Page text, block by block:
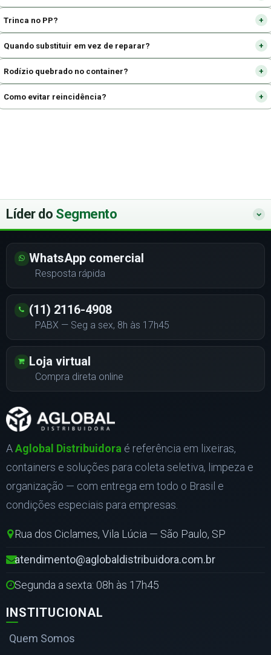
Trinca no PP?
Quando substituir em vez de reparar?
Rodízio quebrado no container?
Como evitar reincidência?
Líder do Segmento
WhatsApp comercial
Resposta rápida
(11) 2116-4908
PABX — Seg a sex, 8h às 17h45
Loja virtual
Compra direta online
AAglobal Distribuidora é referência em lixeiras,
containers e soluções para coleta seletiva, limpeza e
organização — com entrega em todo o Brasil e
condições especiais para empresas.
Rua dos Ciclames, Vila Lúcia — São Paulo, SP
atendimento@aglobaldistribuidora.com.br
Segunda a sexta: 08h às 17h45
INSTITUCIONAL
Quem Somos